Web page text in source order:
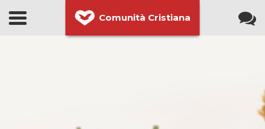
Comunità Cristiana